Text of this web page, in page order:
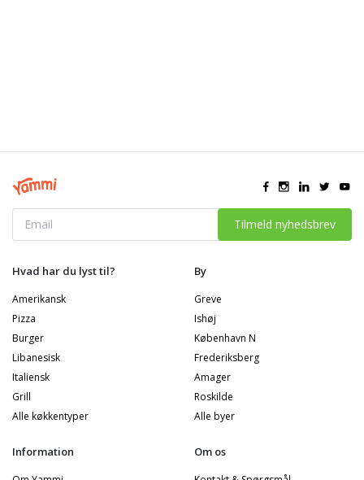
Tilmeld nyhedsbrev
Hvad har du lyst til?
Amerikansk
Pizza
Burger
Libanesisk
Italiensk
Grill
Alle køkkentyper
By
Greve
Ishøj
København N
Frederiksberg
Amager
Roskilde
Alle byer
Information Om os